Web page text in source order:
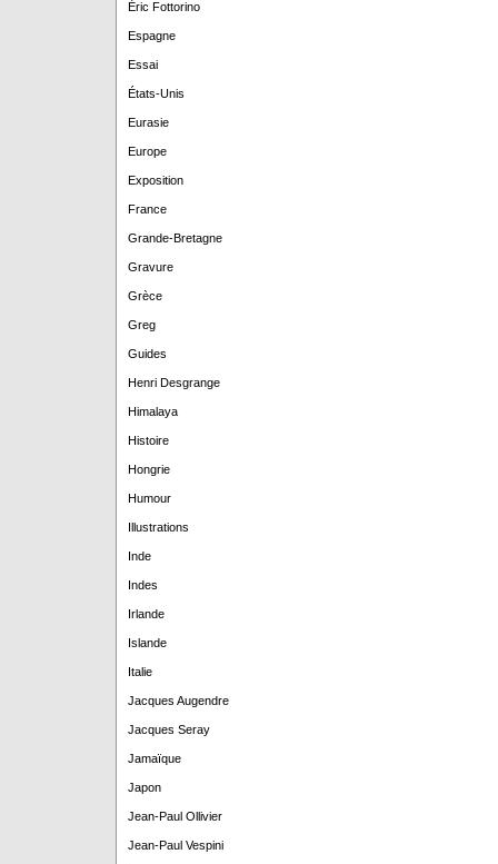
Éric Fottorino
Espagne
Essai
États-Unis
Eurasie
Europe
Exposition
France
Grande-Bretagne
Gravure
Grèce
Greg
Guides
Henri Desgrange
Himalaya
Histoire
Hongrie
Humour
Illustrations
Inde
Indes
Irlande
Islande
Italie
Jacques Augendre
Jacques Seray
Jamaïque
Japon
Jean-Paul Ollivier
Jean-Paul Vespini